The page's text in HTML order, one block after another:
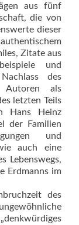
aus fünf
die von
dieser
Zitate aus
und
des
Autoren als
letzten Teils
Hans Heinz
der Familien
und
auch eine
Lebenswegs,
Erdmanns im
des